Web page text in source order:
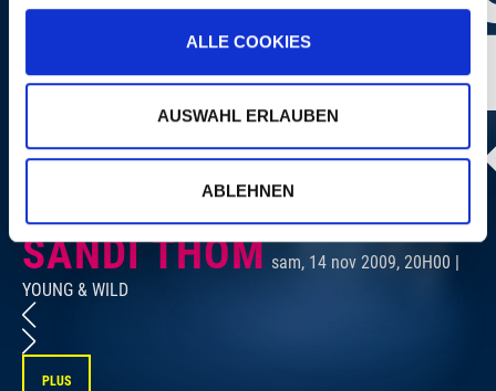
ALLE COOKIES
AUSWAHL ERLAUBEN
ABLEHNEN
SANDI THOM sam, 14 nov 2009, 20H00 |
YOUNG & WILD
PLUS